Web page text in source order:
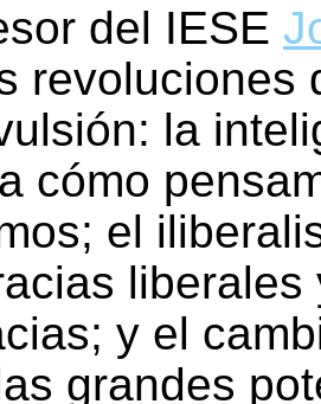
del IESE
revoluciones
la
cómo
el
y el
grandes